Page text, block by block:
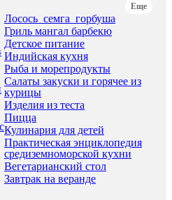
Еще
Лосось_семга_горбуша
Гриль мангал барбекю
Детское питание
Индийская кухня
Рыба и морепродукты
Салаты закуски и горячее из
курицы
Изделия из теста
Пицца
Кулинария для детей
Практическая энциклопедия
средиземноморской кухни
Вегетарианский стол
Завтрак на веранде